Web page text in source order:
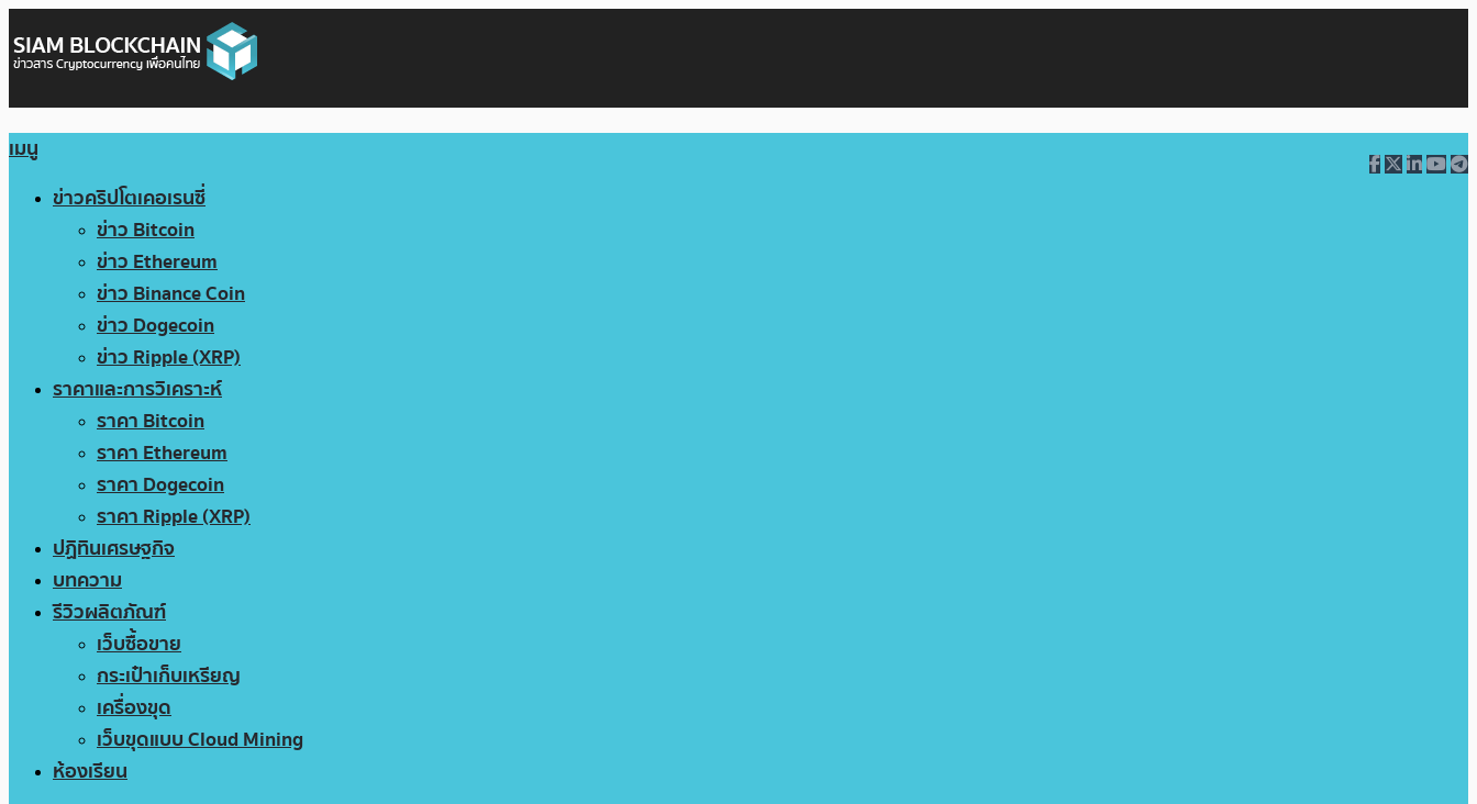
เมนู
ข่าวคริปโตเคอเรนซี่
ข่าว Bitcoin
ข่าว Ethereum
ข่าว Binance Coin
ข่าว Dogecoin
ข่าว Ripple (XRP)
ราคาและการวิเคราะห์
ราคา Bitcoin
ราคา Ethereum
ราคา Dogecoin
ราคา Ripple (XRP)
ปฏิทินเศรษฐกิจ
บทความ
รีวิวผลิตภัณฑ์
เว็บซื้อขาย
กระเป๋าเก็บเหรียญ
เครื่องขุด
เว็บขุดแบบ Cloud Mining
ห้องเรียน